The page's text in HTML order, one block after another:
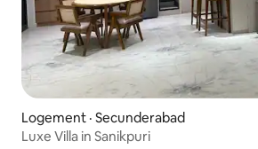
Logement · Secunderabad
Luxe Villa in Sanikpuri